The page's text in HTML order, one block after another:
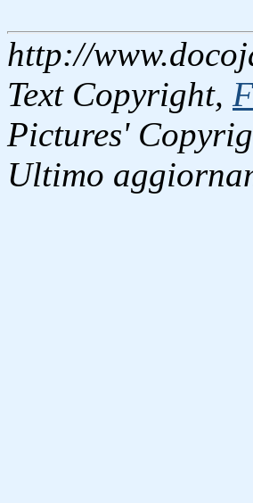
http://
Text Copyright,
Pictures'
Ultimo